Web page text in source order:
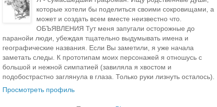
которые хотели бы поделиться своими сокровищами, а
может и создать всем вместе неизвестно что.
ОБЪЯВЛЕНИЯ Тут меня запугали осторожные до
паранойи люди, убеждая тщательно выдумывать имена и
географические названия. Если Вы заметили, я уже начала
заметать следы. К прототипам моих персонажей я отношусь с
большой и нежной симпатией (завиляла я хвостом и
подобострастно заглянула в глаза. Только руки лизнуть осталось).
Просмотреть профиль